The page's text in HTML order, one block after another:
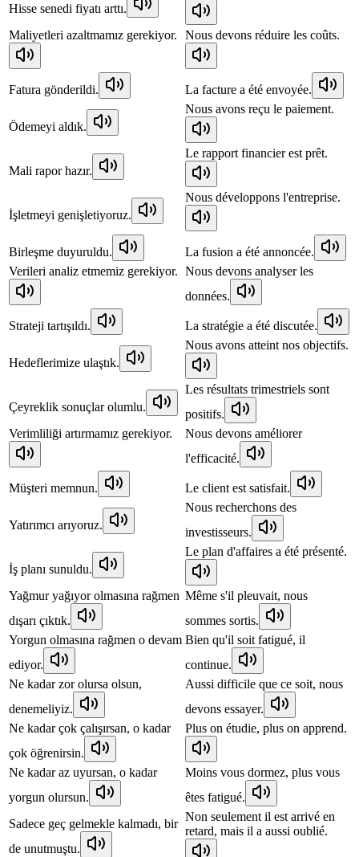
Hisse senedi fiyatı arttı.
Maliyetleri azaltmamız gerekiyor. Nous devons réduire les coûts.
Fatura gönderildi. La facture a été envoyée.
Ödemeyi aldık.
Nous avons reçu le paiement.
Mali rapor hazır.
Le rapport financier est prêt.
İşletmeyi genişletiyoruz.
Nous développons l'entreprise.
Birleşme duyuruldu.
La fusion a été annoncée.
Verileri analiz etmemiz gerekiyor. Nous devons analyser les
données.
Strateji tartışıldı. La stratégie a été discutée.
Hedeflerimize ulaştık.
Nous avons atteint nos objectifs.
Çeyreklik sonuçlar olumlu.
Les résultats trimestriels sont
positifs.
Verimliliği artırmamız gerekiyor.
Nous devons améliorer
l'efficacité.
Müşteri memnun. Le client est satisfait.
Yatırımcı arıyoruz.
Nous recherchons des
investisseurs.
İş planı sunuldu.
Le plan d'affaires a été présenté.
Yağmur yağıyor olmasına rağmen
dışarı çıktık.
Même s'il pleuvait, nous
sommes sortis.
Yorgun olmasına rağmen o devam
ediyor.
Bien qu'il soit fatigué, il
continue.
Ne kadar zor olursa olsun,
denemeliyiz.
Aussi difficile que ce soit, nous
devons essayer.
Ne kadar çok çalışırsan, o kadar
çok öğrenirsin.
Plus on étudie, plus on apprend.
Ne kadar az uyursan, o kadar
yorgun olursun.
Moins vous dormez, plus vous
êtes fatigué.
Sadece geç gelmekle kalmadı, bir
de unutmuştu.
Non seulement il est arrivé en
retard, mais il a aussi oublié.